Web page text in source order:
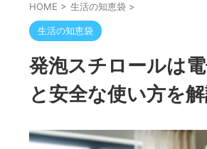
HOME > 生活の知恵袋 >
生活の知恵袋
発泡スチロールは
と安全な使い方を